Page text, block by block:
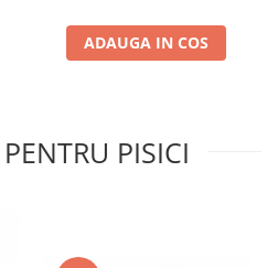
ADAUGA IN COS
PISICI